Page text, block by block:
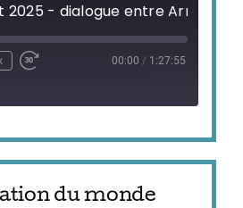
00:00 / 1:27:55
du monde